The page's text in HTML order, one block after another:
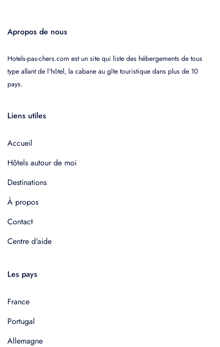
Apropos de nous
Hotels-pas-chers.com est un site qui liste des hébergements de tous
type allant de l'hôtel, la cabane au gîte touristique dans plus de 10
pays.
Liens utiles
Accueil
Hôtels autour de moi
Destinations
À propos
Contact
Centre d'aide
Les pays
France
Portugal
Allemagne